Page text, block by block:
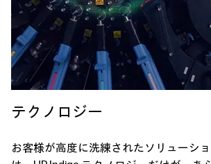
テクノロジー
お客様が高度に洗練されたソリューシ